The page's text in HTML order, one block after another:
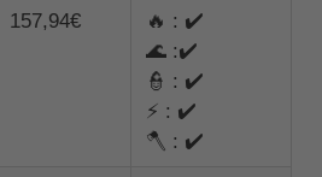
157,94€
🔥 : ✔️
🌊 :✔️
👮 : ✔️
⚡ : ✔️
🪓 : ✔️